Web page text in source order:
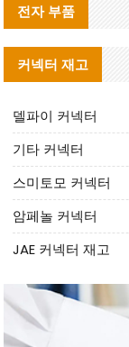
전자 부품
커넥터 재고
델파이 커넥터
기타 커넥터
스미토모 커넥터
암페놀 커넥터
JAE 커넥터 재고